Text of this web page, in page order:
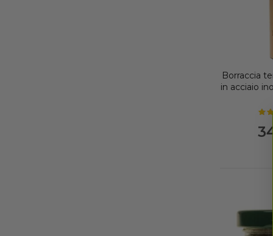
Borraccia
in acciaio